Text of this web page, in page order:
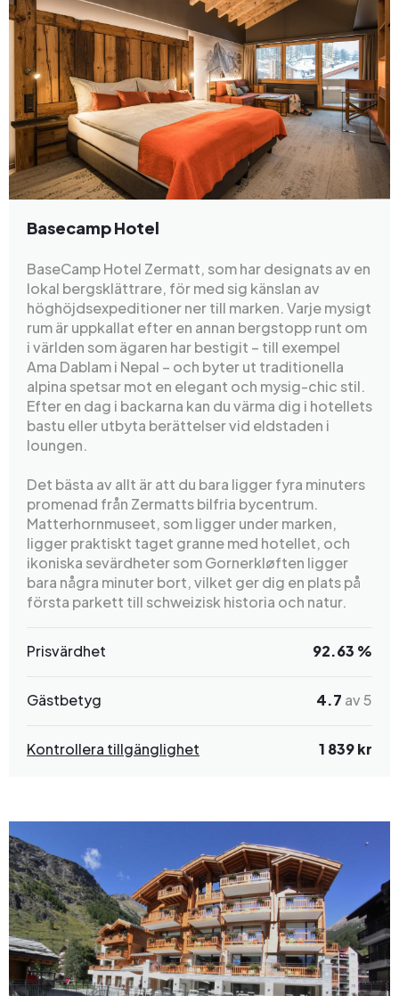
Basecamp Hotel
BaseCamp Hotel Zermatt, som har designats av en
lokal bergsklättrare, för med sig känslan av
höghöjdsexpeditioner ner till marken. Varje mysigt
rum är uppkallat efter en annan bergstopp runt om
i världen som ägaren har bestigit – till exempel
Ama Dablam i Nepal – och byter ut traditionella
alpina spetsar mot en elegant och mysig-chic stil.
Efter en dag i backarna kan du värma dig i hotellets
bastu eller utbyta berättelser vid eldstaden i
loungen.
Det bästa av allt är att du bara ligger fyra minuters
promenad från Zermatts bilfria bycentrum.
Matterhornmuseet, som ligger under marken,
ligger praktiskt taget granne med hotellet, och
ikoniska sevärdheter som Gornerkløften ligger
bara några minuter bort, vilket ger dig en plats på
första parkett till schweizisk historia och natur.
Prisvärdhet 92.63 %
Gästbetyg 4.7 av 5
Kontrollera tillgänglighet 1 839 kr